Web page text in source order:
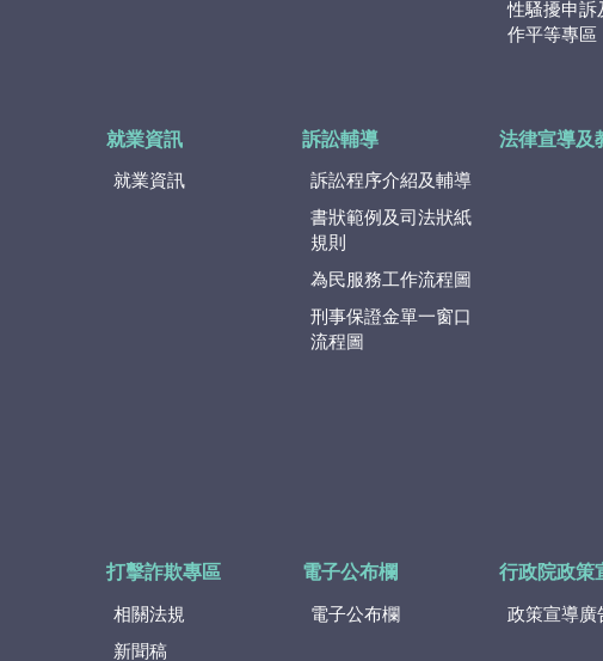
性騷擾申訴
作平等專區
就業資訊
就業資訊
訴訟輔導
訴訟程序介紹及輔導
書狀範例及司法狀紙
規則
為民服務工作流程圖
刑事保證金單一窗口
流程圖
法律宣導及
打擊詐欺專區
相關法規
新聞稿
電子公布欄
電子公布欄
行政院政策
政策宣導廣